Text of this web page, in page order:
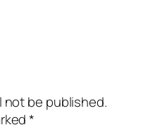
not be published.
*